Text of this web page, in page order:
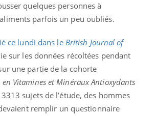
quelques personnes à
parfois un peu oubliés.
ce lundi dans le British Journal of
sur les données récoltées pendant
une partie de la cohorte
Vitamines et Minéraux Antioxydants
3313 sujets de l’étude, des hommes
remplir un questionnaire